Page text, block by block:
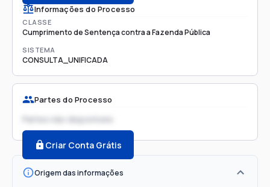
Informações do Processo
CLASSE
Cumprimento de Sentença contra a Fazenda Pública
SISTEMA
CONSULTA_UNIFICADA
Partes do Processo
Partes não disponíveis
Criar Conta Grátis
Origem das informações